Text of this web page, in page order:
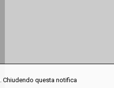
. Chiudendo questa notifica